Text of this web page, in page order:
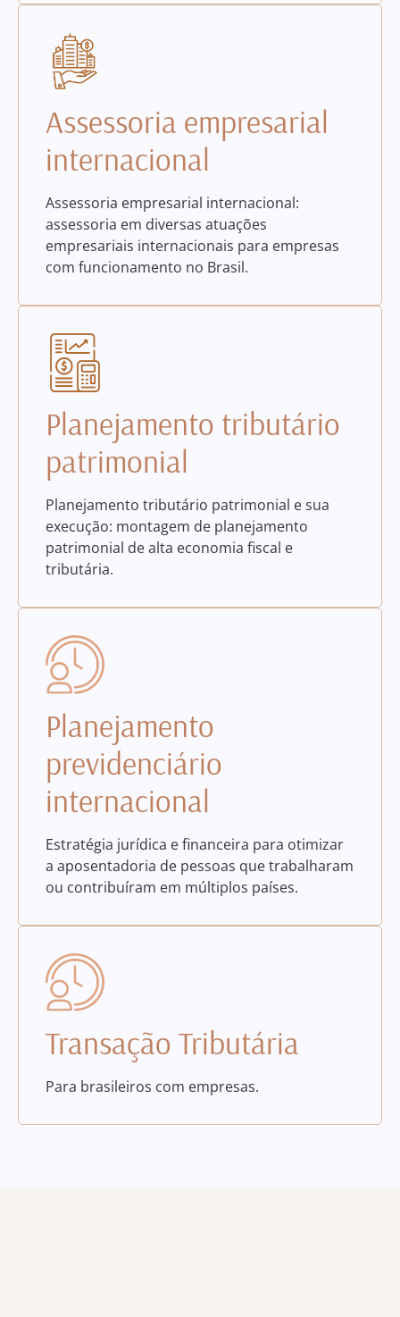
Assessoria empresarial
internacional
Assessoria empresarial internacional:
assessoria em diversas atuações
empresariais internacionais para empresas
com funcionamento no Brasil.
Planejamento tributário
patrimonial
Planejamento tributário patrimonial e sua
execução: montagem de planejamento
patrimonial de alta economia fiscal e
tributária.
Planejamento
previdenciário
internacional
Estratégia jurídica e financeira para otimizar
a aposentadoria de pessoas que trabalharam
ou contribuíram em múltiplos países.
Transação Tributária
Para brasileiros com empresas.